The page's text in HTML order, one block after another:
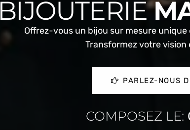
BIJOUTERIE
Offrez-vous un bijou sur mesure
Transformez votre vision
PARLEZ-NOUS
COMPOSEZ LE: